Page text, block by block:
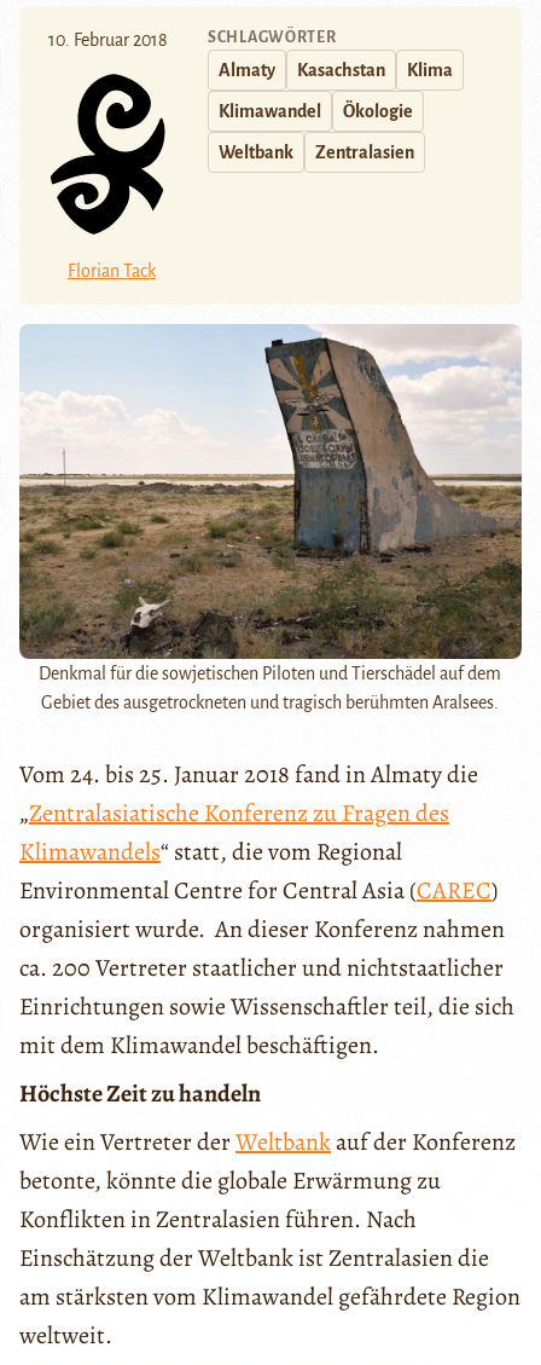
10. Februar 2018
Florian Tack
SCHLAGWÖRTER
Almaty Kasachstan Klima
Klimawandel Ökologie
Weltbank Zentralasien
Denkmal für die sowjetischen Piloten und Tierschädel auf dem
Gebiet des ausgetrockneten und tragisch berühmten Aralsees.
Vom 24. bis 25. Januar 2018 fand in Almaty die
„Zentralasiatische Konferenz zu Fragen des
Klimawandels“ statt, die vom Regional
Environmental Centre for Central Asia (CAREC)
organisiert wurde. An dieser Konferenz nahmen
ca. 200 Vertreter staatlicher und nichtstaatlicher
Einrichtungen sowie Wissenschaftler teil, die sich
mit dem Klimawandel beschäftigen.
Höchste Zeit zu handeln
Wie ein Vertreter derWeltbankauf der Konferenz
betonte, könnte die globale Erwärmung zu
Konflikten in Zentralasien führen. Nach
Einschätzung der Weltbank ist Zentralasien die
am stärksten vom Klimawandel gefährdete Region
weltweit.